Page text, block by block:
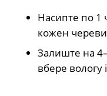
Насипте по 1
кожен
Залиште на
вбере вологу